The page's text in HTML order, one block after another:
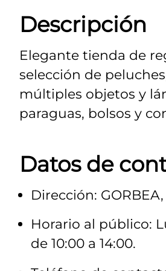
Descripción
Elegante tienda de
selección de
múltiples objetos y
paraguas, bolsos y
Datos de
Dirección:
Horario al público:
de 10:00 a 14:00.